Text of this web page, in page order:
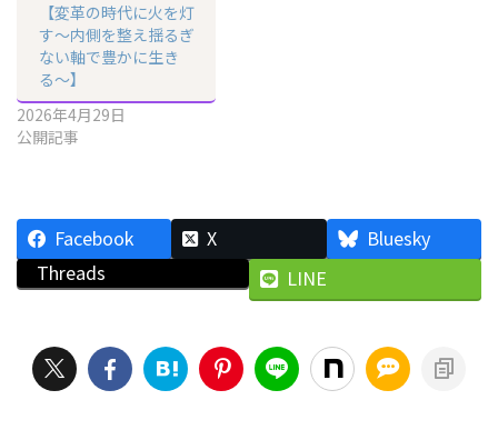
【変革の時代に火を灯
す〜内側を整え揺るぎ
ない軸で豊かに生き
る〜】
2026年4月29日
公開記事
Facebook X
Bluesky
Threads
LINE